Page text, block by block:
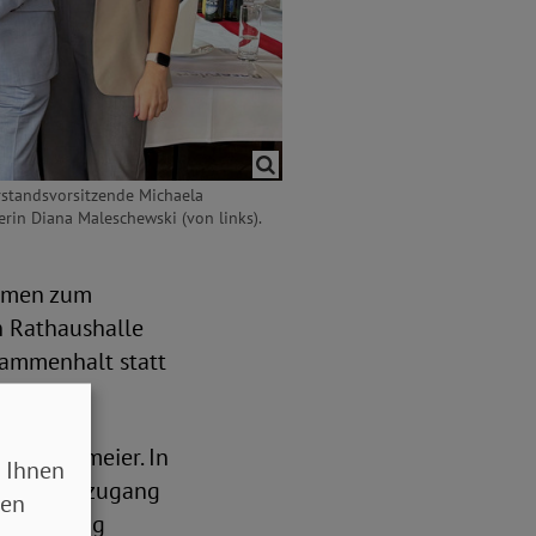
Michaela
Diana Maleschewski (von links).
zum
Rathaushalle
statt
Engelmeier. In